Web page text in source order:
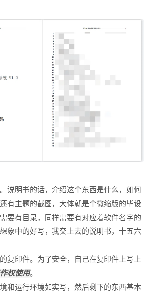
说明书的话，介绍这个东西是什么，如何
有主题的截图，大体就是个微缩版的毕设
要有目录，同样需要有对应着软件名字的
象中的好写，我交上去的说明书，十五六
复印件。为了安全，自己在复印件上写上
权使用。
和运行环境如实写，然后剩下的东西基本